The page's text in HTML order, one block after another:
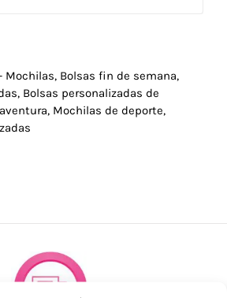
Mochilas, Bolsas fin de semana,
, Bolsas personalizadas de
, Mochilas de deporte,